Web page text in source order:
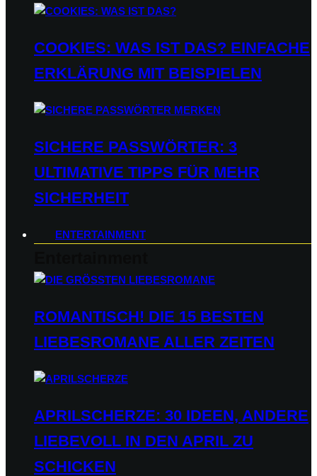
COOKIES: WAS IST DAS? EINFACHE
ERKLÄRUNG MIT BEISPIELEN
SICHERE PASSWÖRTER: 3
ULTIMATIVE TIPPS FÜR MEHR
SICHERHEIT
ENTERTAINMENT
ROMANTISCH! DIE 15 BESTEN
LIEBESROMANE ALLER ZEITEN
APRILSCHERZE: 30 IDEEN, ANDERE
LIEBEVOLL IN DEN APRIL ZU
SCHICKEN